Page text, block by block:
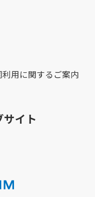
用に関するご案内
イト